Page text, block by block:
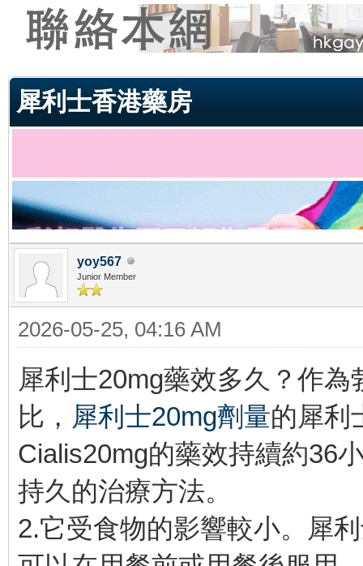
犀利士香港藥房
yoy567
Junior Member
2026-05-25, 04:16 AM
犀利士20mg藥效多久？作
比， 犀利士20mg劑量的犀利
Cialis20mg的藥效持續約36
持久的治療方法。
2.它受食物的影響較小。犀